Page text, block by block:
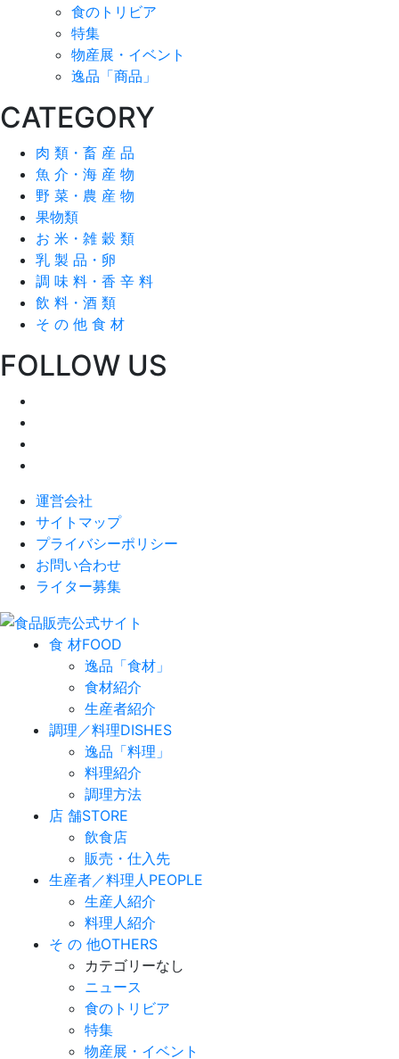
食のトリビア
特集
物産展・イベント
逸品「商品」
CATEGORY
肉 類・畜 産 品
魚 介・海 産 物
野 菜・農 産 物
果物類
お 米・雑 穀 類
乳 製 品・卵
調 味 料・香 辛 料
飲 料・酒 類
そ の 他 食 材
FOLLOW US
運営会社
サイトマップ
プライバシーポリシー
お問い合わせ
ライター募集
食 材FOOD
逸品「食材」
食材紹介
生産者紹介
調理／料理DISHES
逸品「料理」
料理紹介
調理方法
店 舗STORE
飲食店
販売・仕入先
生産者／料理人PEOPLE
生産人紹介
料理人紹介
そ の 他OTHERS
カテゴリーなし
ニュース
食のトリビア
特集
物産展・イベント